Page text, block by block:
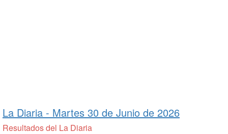
La Diaria - Martes 30 de Junio de 2026
Resultados del La Diaria